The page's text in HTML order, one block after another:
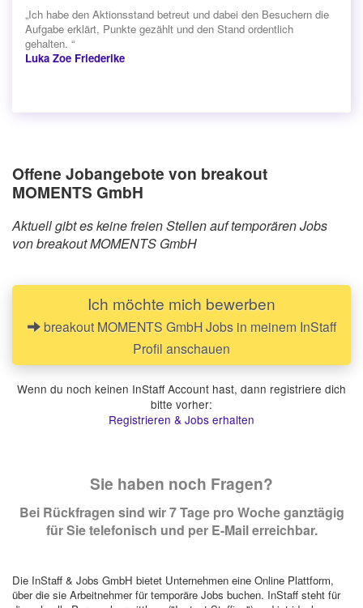
„Ich habe den Aktionsstand betreut und dabei den Besuchern die
Aufgabe erklärt, Punkte gezählt und den Stand ordentlich
gehalten. “
Luka Zoe Friederike
Offene Jobangebote von breakout
MOMENTS GmbH
Aktuell gibt es keine freien Stellen auf temporären Jobs
von breakout MOMENTS GmbH
Ich möchte mich bewerben
breakout MOMENTS GmbH Jobs in meinem InStaff
Profil anschauen
Wenn du noch keinen InStaff Account hast, dann registriere dich
bitte vorher:
Registrieren & Jobs erhalten
Sie haben noch Fragen?
Bei Rückfragen sind wir 7 Tage pro Woche ganztägig
für Sie telefonisch und per E-Mail erreichbar.
Die InStaff & Jobs GmbH bietet Unternehmen eine Online Plattform,
über die sie Arbeitnehmer für temporäre Jobs buchen. InStaff steht für